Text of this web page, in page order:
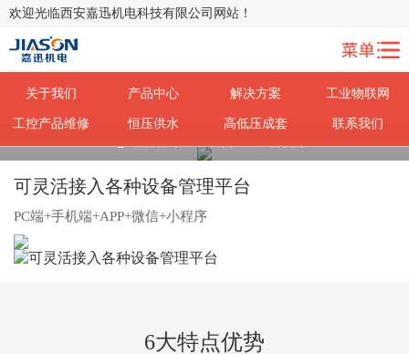
欢迎光临西安嘉迅机电科技有限公司网站！
关于我们 产品中心 解决方案 工业物联网
工控产品维修 恒压供水 高低压成套
联系我们
可灵活接入各种设备管理平台
PC端+手机端+APP+微信+小程序
6大特点优势